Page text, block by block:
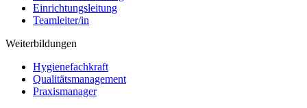
Einrichtungsleitung
Teamleiter/in
Weiterbildungen
Hygienefachkraft
Qualitätsmanagement
Praxismanager